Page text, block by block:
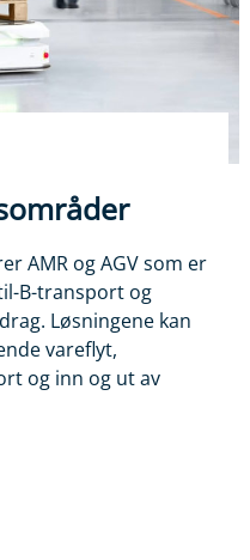
AMR og AGV som er
B-transport og
Løsningene kan
vareflyt,
og inn og ut av